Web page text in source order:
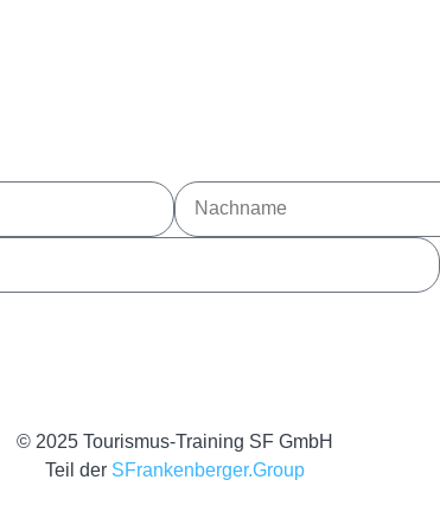
© 2025 Tourismus-Training SF GmbH
Teil der SFrankenberger.Group